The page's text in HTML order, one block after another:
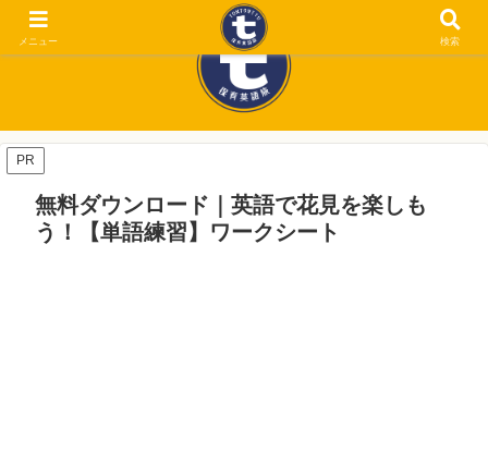
PR
無料ダウンロード｜英語で花見を楽しも
う！【単語練習】ワークシート
メニュー 検索